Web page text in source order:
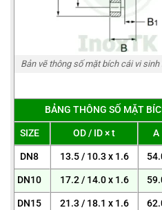
Bản vẽ thông số mặt bích cái vi sinh
BẢNG THÔNG SỐ MẶT
SIZE
OD / ID × t A
DN8
13.5 / 10.3 x 1.6
DN10
17.2 / 14.0 x 1.6
DN15
21.3 / 18.1 x 1.6